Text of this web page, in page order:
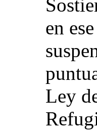
en
Ley